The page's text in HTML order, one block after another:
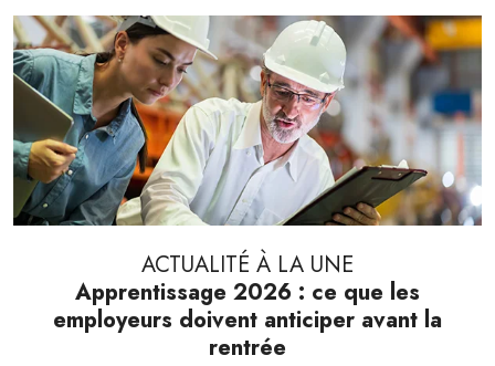
ACTUALITÉ À LA UNE
Apprentissage 2026 : ce que les
employeurs doivent anticiper avant la
rentrée